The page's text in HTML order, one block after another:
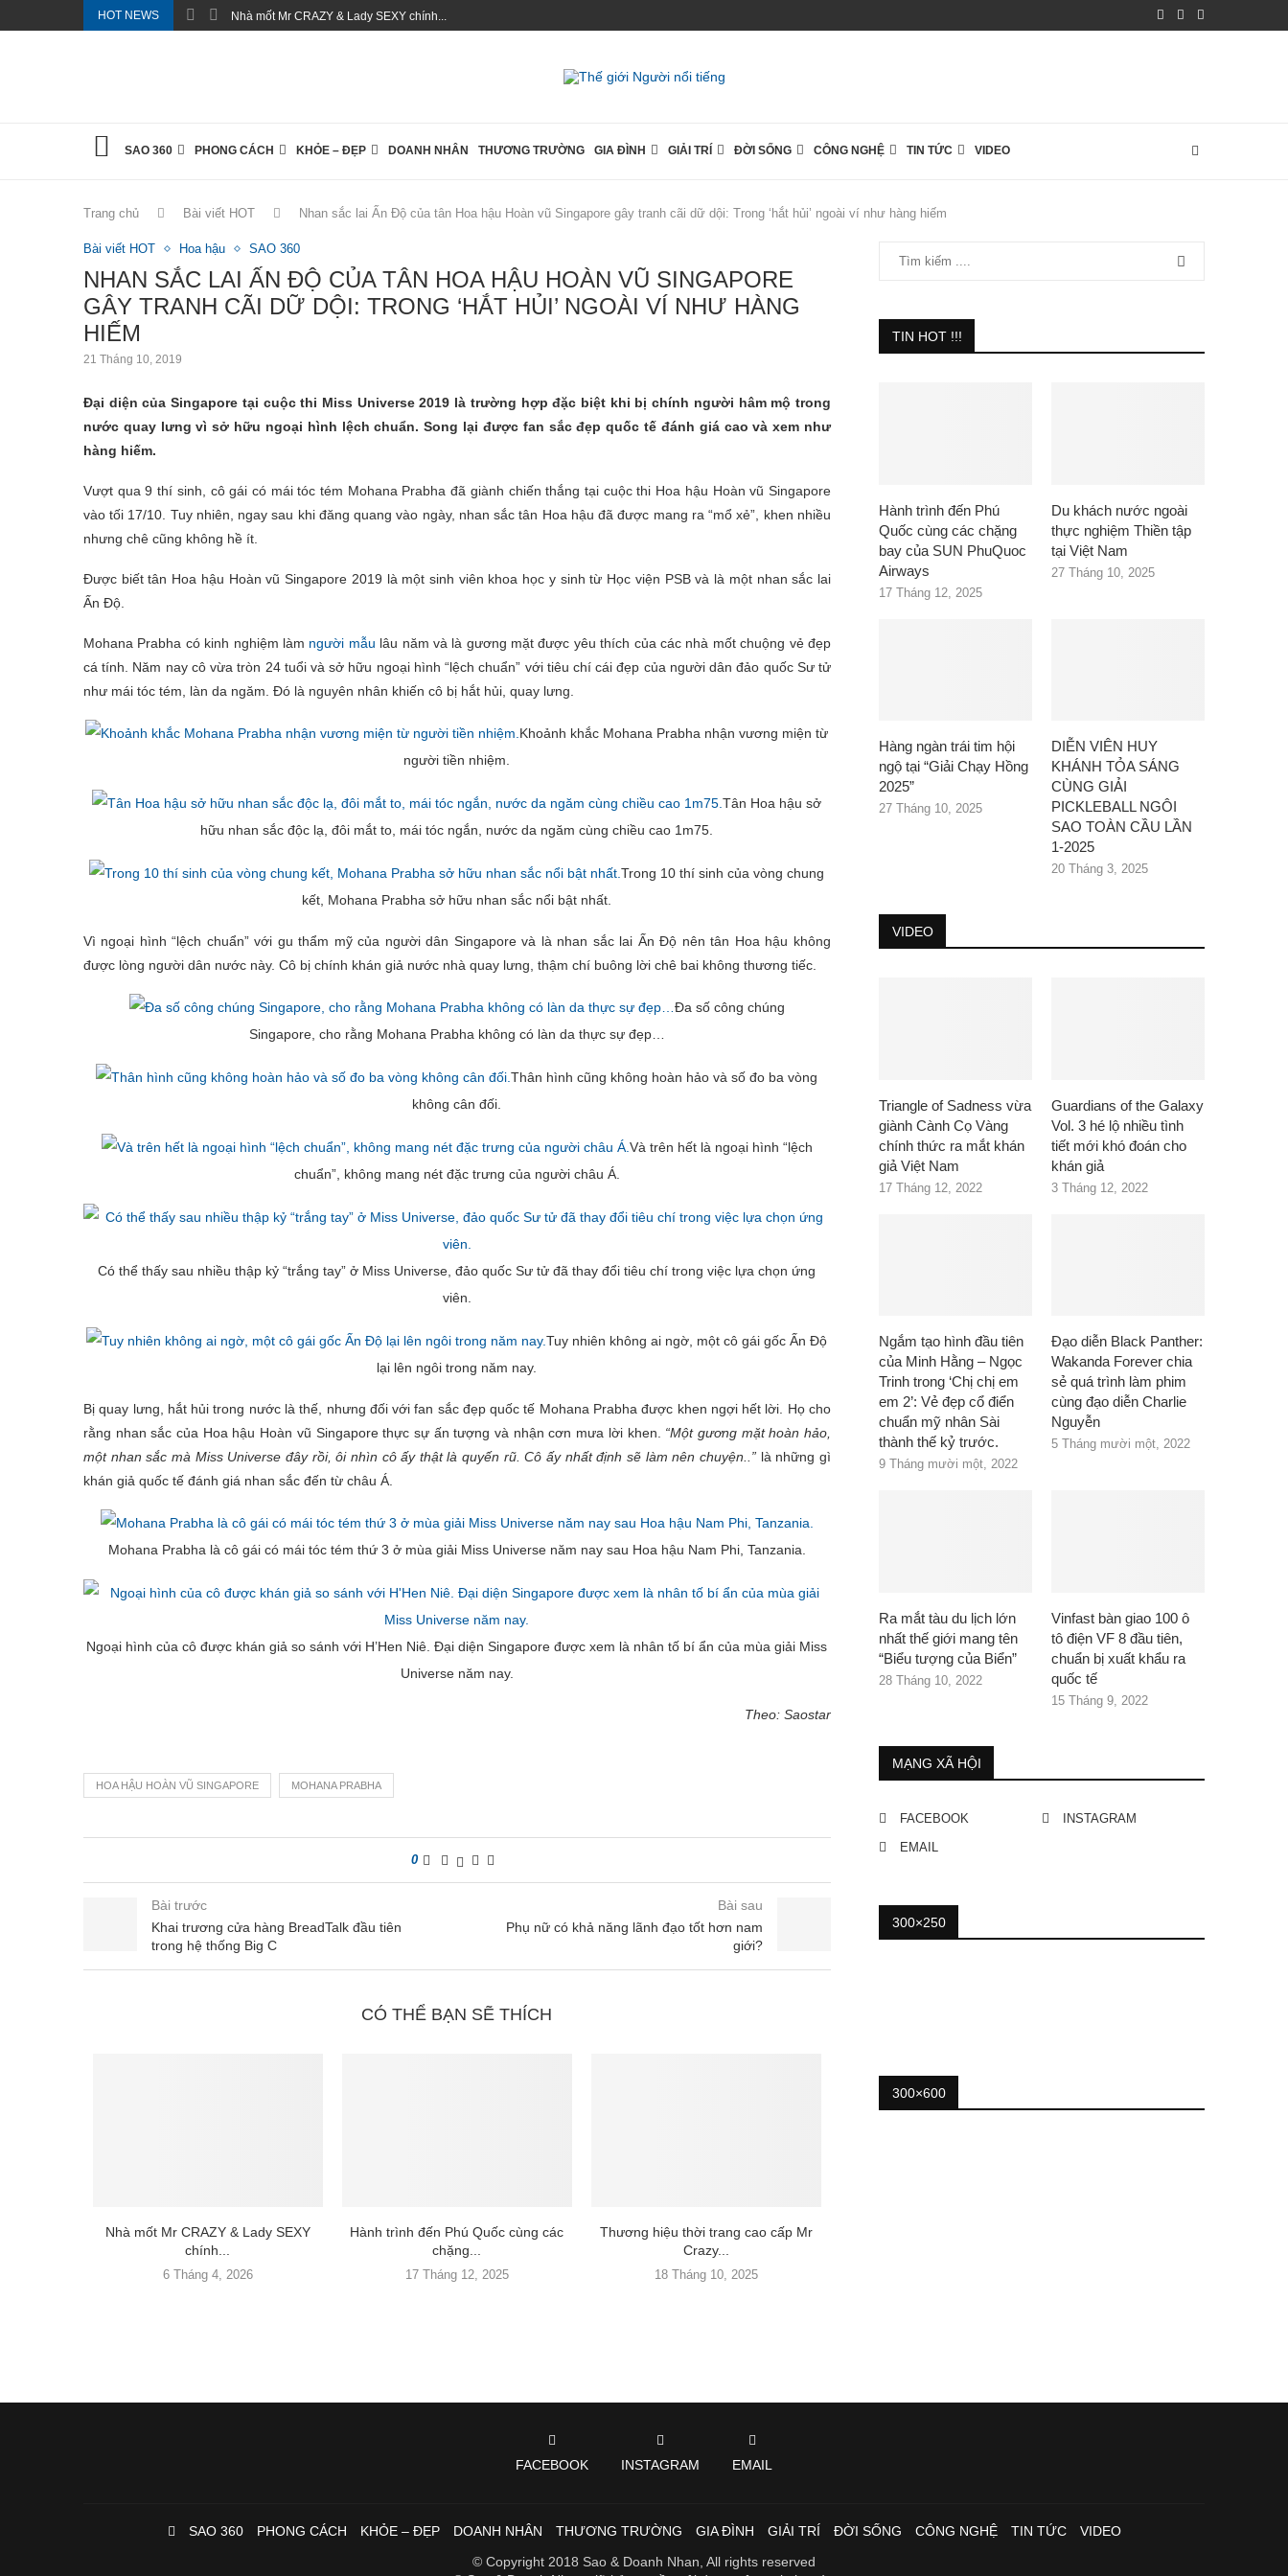
HOT NEWS Nhà mốt Mr CRAZY & Lady SEXY chính...
SAO 360 PHONG CÁCH KHỎE – ĐẸP DOANH NHÂN THƯƠNG TRƯỜNG GIA ĐÌNH GIẢI TRÍ ĐỜI SỐNG CÔNG NGHỆ TIN TỨC VIDEO
Trang chủ Bài viết HOT Nhan sắc lai Ấn Độ của tân Hoa hậu Hoàn vũ Singapore gây tranh cãi dữ dội: Trong ‘hắt hủi’ ngoài ví như hàng hiếm
Bài viết HOT Hoa hậu SAO 360
NHAN SẮC LAI ẤN ĐỘ CỦA TÂN HOA HẬU HOÀN VŨ SINGAPORE
GÂY TRANH CÃI DỮ DỘI: TRONG ‘HẮT HỦI’ NGOÀI VÍ NHƯ HÀNG
HIẾM
21 Tháng 10, 2019
Đại diện của Singapore tại cuộc thi Miss Universe 2019 là trường hợp đặc biệt khi bị chính người hâm mộ trong
nước quay lưng vì sở hữu ngoại hình lệch chuẩn. Song lại được fan sắc đẹp quốc tế đánh giá cao và xem như
hàng hiếm.
Vượt qua 9 thí sinh, cô gái có mái tóc tém Mohana Prabha đã giành chiến thắng tại cuộc thi Hoa hậu Hoàn vũ Singapore
vào tối 17/10. Tuy nhiên, ngay sau khi đăng quang vào ngày, nhan sắc tân Hoa hậu đã được mang ra “mổ xẻ”, khen nhiều
nhưng chê cũng không hề ít.
Được biết tân Hoa hậu Hoàn vũ Singapore 2019 là một sinh viên khoa học y sinh từ Học viện PSB và là một nhan sắc lai
Ấn Độ.
Mohana Prabha có kinh nghiệm làm người mẫu lâu năm và là gương mặt được yêu thích của các nhà mốt chuộng vẻ đẹp
cá tính. Năm nay cô vừa tròn 24 tuổi và sở hữu ngoại hình “lệch chuẩn” với tiêu chí cái đẹp của người dân đảo quốc Sư tử
như mái tóc tém, làn da ngăm. Đó là nguyên nhân khiến cô bị hắt hủi, quay lưng.
Khoảnh khắc Mohana Prabha nhận vương miện từ
người tiền nhiệm.
Tân Hoa hậu sở
hữu nhan sắc độc lạ, đôi mắt to, mái tóc ngắn, nước da ngăm cùng chiều cao 1m75.
Trong 10 thí sinh của vòng chung
kết, Mohana Prabha sở hữu nhan sắc nổi bật nhất.
Vì ngoại hình “lệch chuẩn” với gu thẩm mỹ của người dân Singapore và là nhan sắc lai Ấn Độ nên tân Hoa hậu không
được lòng người dân nước này. Cô bị chính khán giả nước nhà quay lưng, thậm chí buông lời chê bai không thương tiếc.
Đa số công chúng
Singapore, cho rằng Mohana Prabha không có làn da thực sự đẹp…
Thân hình cũng không hoàn hảo và số đo ba vòng
không cân đối.
Và trên hết là ngoại hình “lệch
chuẩn”, không mang nét đặc trưng của người châu Á.
Có thể thấy sau nhiều thập kỷ “trắng tay” ở Miss Universe, đảo quốc Sư tử đã thay đổi tiêu chí trong việc lựa chọn ứng
viên.
Tuy nhiên không ai ngờ, một cô gái gốc Ấn Độ
lại lên ngôi trong năm nay.
Bị quay lưng, hắt hủi trong nước là thế, nhưng đối với fan sắc đẹp quốc tế Mohana Prabha được khen ngợi hết lời. Họ cho
rằng nhan sắc của Hoa hậu Hoàn vũ Singapore thực sự ấn tượng và nhận cơn mưa lời khen. “Một gương mặt hoàn hảo,
một nhan sắc mà Miss Universe đây rồi, ôi nhìn cô ấy thật là quyến rũ. Cô ấy nhất định sẽ làm nên chuyện..” là những gì
khán giả quốc tế đánh giá nhan sắc đến từ châu Á.
Mohana Prabha là cô gái có mái tóc tém thứ 3 ở mùa giải Miss Universe năm nay sau Hoa hậu Nam Phi, Tanzania.
Ngoại hình của cô được khán giả so sánh với H’Hen Niê. Đại diện Singapore được xem là nhân tố bí ẩn của mùa giải Miss
Universe năm nay.
Theo: Saostar
HOA HẬU HOÀN VŨ SINGAPORE MOHANA PRABHA
0
Bài trước
Khai trương cửa hàng BreadTalk đầu tiên
trong hệ thống Big C
Bài sau
Phụ nữ có khả năng lãnh đạo tốt hơn nam
giới?
CÓ THỂ BẠN SẼ THÍCH
Nhà mốt Mr CRAZY & Lady SEXY
chính...
6 Tháng 4, 2026
Hành trình đến Phú Quốc cùng các
chặng...
17 Tháng 12, 2025
Thương hiệu thời trang cao cấp Mr
Crazy...
18 Tháng 10, 2025
TIN HOT !!!
Hành trình đến Phú
Quốc cùng các chặng
bay của SUN PhuQuoc
Airways
17 Tháng 12, 2025
Du khách nước ngoài
thực nghiệm Thiền tập
tại Việt Nam
27 Tháng 10, 2025
Hàng ngàn trái tim hội
ngộ tại “Giải Chạy Hồng
2025”
27 Tháng 10, 2025
DIỄN VIÊN HUY
KHÁNH TỎA SÁNG
CÙNG GIẢI
PICKLEBALL NGÔI
SAO TOÀN CẦU LẦN
1-2025
20 Tháng 3, 2025
VIDEO
Triangle of Sadness vừa
giành Cành Cọ Vàng
chính thức ra mắt khán
giả Việt Nam
17 Tháng 12, 2022
Guardians of the Galaxy
Vol. 3 hé lộ nhiều tình
tiết mới khó đoán cho
khán giả
3 Tháng 12, 2022
Ngắm tạo hình đầu tiên
của Minh Hằng – Ngọc
Trinh trong ‘Chị chị em
em 2’: Vẻ đẹp cổ điển
chuẩn mỹ nhân Sài
thành thế kỷ trước.
9 Tháng mười một, 2022
Đạo diễn Black Panther:
Wakanda Forever chia
sẻ quá trình làm phim
cùng đạo diễn Charlie
Nguyễn
5 Tháng mười một, 2022
Ra mắt tàu du lịch lớn
nhất thế giới mang tên
“Biểu tượng của Biển”
28 Tháng 10, 2022
Vinfast bàn giao 100 ô
tô điện VF 8 đầu tiên,
chuẩn bị xuất khẩu ra
quốc tế
15 Tháng 9, 2022
MẠNG XÃ HỘI
FACEBOOK
INSTAGRAM
EMAIL
300×250
300×600
FACEBOOK INSTAGRAM EMAIL
SAO 360 PHONG CÁCH KHỎE – ĐẸP DOANH NHÂN THƯƠNG TRƯỜNG GIA ĐÌNH GIẢI TRÍ ĐỜI SỐNG CÔNG NGHỆ TIN TỨC
VIDEO
© Copyright 2018 Sao & Doanh Nhan, All rights reserved